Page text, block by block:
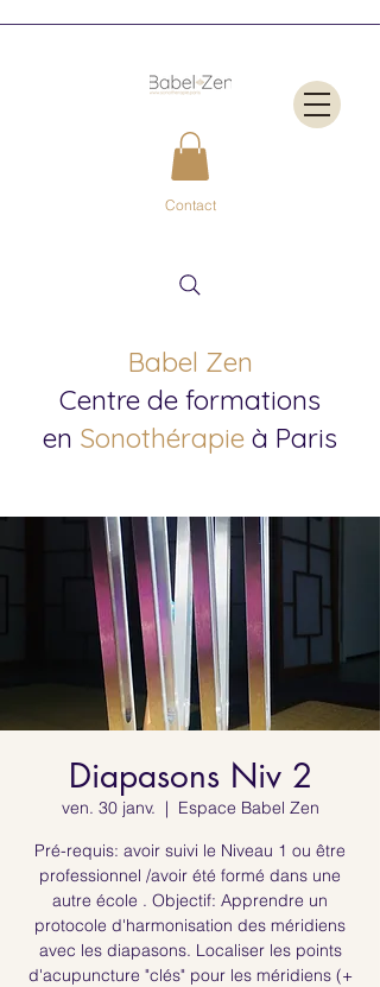
Babel Zen
Centre de formations
en Sonothérapie à Paris
Contact
Diapasons Niv 2
ven. 30 janv.
  |
Espace Babel Zen
Pré-requis: avoir suivi le Niveau 1 ou être
professionnel /avoir été formé dans une
autre école . Objectif: Apprendre un
protocole d'harmonisation des méridiens
avec les diapasons. Localiser les points
d'acupuncture "clés" pour les méridiens (+